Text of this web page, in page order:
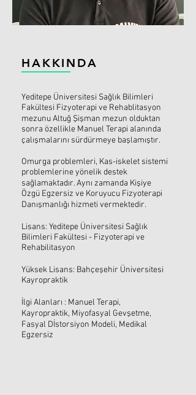
HAKKINDA
Yeditepe Üniversitesi Sağlık Bilimleri
Fakültesi Fizyoterapi ve Rehablitasyon
mezunu Altuğ Şişman mezun olduktan
sonra özellikle Manuel Terapi alanında
çalışmalarını sürdürmeye başlamıştır.
Omurga problemleri, Kas-iskelet sistemi
problemlerine yönelik destek
sağlamaktadır. Aynı zamanda Kişiye
Özgü Egzersiz ve Koruyucu Fizyoterapi
Danışmanlığı hizmeti vermektedir.
Lisans: Yeditepe Üniversitesi Sağlık
Bilimleri Fakültesi - Fizyoterapi ve
Rehabilitasyon
Yüksek Lisans: Bahçeşehir Üniversitesi
Kayropraktik
İlgi Alanları : Manuel Terapi,
Kayropraktik, Miyofasyal Gevşetme,
Fasyal Dİstorsiyon Modeli, Medikal
Egzersiz